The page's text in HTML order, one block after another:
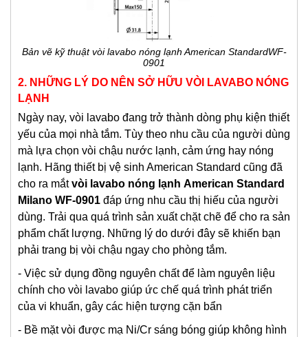
Bản vẽ kỹ thuật vòi lavabo nóng lạnh American StandardWF-
0901
2. NHỮNG LÝ DO NÊN SỞ HỮU VÒI LAVABO NÓNG
LẠNH
Ngày nay, vòi lavabo đang trở thành dòng phụ kiện thiết
yếu của mọi nhà tắm. Tùy theo nhu cầu của người dùng
mà lựa chọn vòi chậu nước lạnh, cảm ứng hay nóng
lạnh. Hãng thiết bị vệ sinh American Standard cũng đã
cho ra mắtvòi lavabo nóng lạnh American Standard
Milano WF-0901 đáp ứng nhu cầu thị hiếu của người
dùng. Trải qua quá trình sản xuất chặt chẽ để cho ra sản
phẩm chất lượng. Những lý do dưới đây sẽ khiến bạn
phải trang bị vòi chậu ngay cho phòng tắm.
- Việc sử dụng đồng nguyên chất để làm nguyên liệu
chính cho vòi lavabo giúp ức chế quá trình phát triển
của vi khuẩn, gây các hiện tượng cặn bẩn
- Bề mặt vòi được mạ Ni/Cr sáng bóng giúp không hình